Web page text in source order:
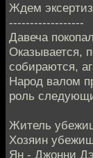
Ждем
------------------
Давеча
Оказывается,
собираются,
Народ валом
роль
Житель
Хозяин
Ян - Джонни